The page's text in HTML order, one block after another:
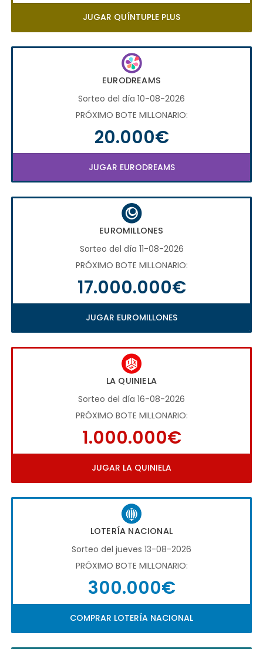
JUGAR QUÍNTUPLE PLUS
EURODREAMS
Sorteo del día 10-08-2026
PRÓXIMO BOTE MILLONARIO:
20.000€
JUGAR EURODREAMS
EUROMILLONES
Sorteo del día 11-08-2026
PRÓXIMO BOTE MILLONARIO:
17.000.000€
JUGAR EUROMILLONES
LA QUINIELA
Sorteo del día 16-08-2026
PRÓXIMO BOTE MILLONARIO:
1.000.000€
JUGAR LA QUINIELA
LOTERÍA NACIONAL
Sorteo del jueves 13-08-2026
PRÓXIMO BOTE MILLONARIO:
300.000€
COMPRAR LOTERÍA NACIONAL